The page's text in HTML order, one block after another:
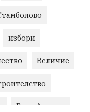
избори
Величие
Вила Армира